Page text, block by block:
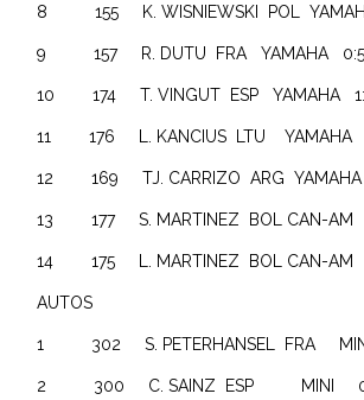
8 155 K. WISNIEWSKI POL
9 157 R. DUTU FRA YAMAHA
10 174 T. VINGUT ESP YAMAHA
11 176 L. KANCIUS LTU YAMAHA
12 169 TJ. CARRIZO ARG YAMAHA
13 177 S. MARTINEZ BOL CAN-AM
14 175 L. MARTINEZ BOL CAN-AM
AUTOS
1 302 S. PETERHANSEL FRA
2 300 C. SAINZ ESP MINI